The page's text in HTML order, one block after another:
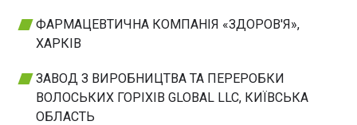
ФАРМАЦЕВТИЧНА КОМПАНІЯ «ЗДОРОВ'Я»,
ХАРКІВ
ЗАВОД З ВИРОБНИЦТВА ТА ПЕРЕРОБКИ
ВОЛОСЬКИХ ГОРІХІВ GLOBAL LLC, КИЇВСЬКА
ОБЛАСТЬ